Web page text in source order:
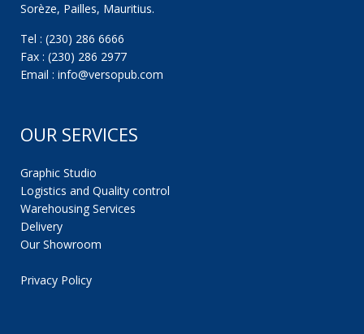
Sorèze, Pailles, Mauritius.
Tel : (230) 286 6666
Fax : (230) 286 2977
Email : info@versopub.com
OUR SERVICES
Graphic Studio
Logistics and Quality control
Warehousing Services
Delivery
Our Showroom
Privacy Policy